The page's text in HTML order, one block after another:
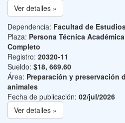
Ver detalles »
Dependencia: Facultad de
Plaza: Persona Técnica
Completo
Registro: 20320-11
Sueldo: $18, 669.60
Área: Preparación y preservación
animales
Fecha de publicación: 02/jul/2026
Ver detalles »